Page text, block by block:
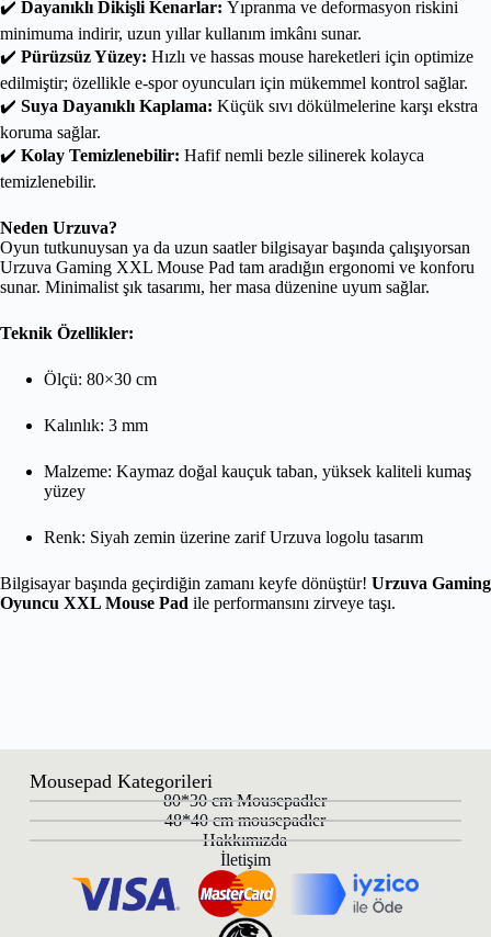
✔️ Dayanıklı Dikişli Kenarlar: Yıpranma ve deformasyon riskini
minimuma indirir, uzun yıllar kullanım imkânı sunar.
✔️ Pürüzsüz Yüzey: Hızlı ve hassas mouse hareketleri için optimize
edilmiştir; özellikle e-spor oyuncuları için mükemmel kontrol sağlar.
✔️ Suya Dayanıklı Kaplama: Küçük sıvı dökülmelerine karşı ekstra
koruma sağlar.
✔️ Kolay Temizlenebilir: Hafif nemli bezle silinerek kolayca
temizlenebilir.
Neden Urzuva?
Oyun tutkunuysan ya da uzun saatler bilgisayar başında çalışıyorsan
Urzuva Gaming XXL Mouse Pad tam aradığın ergonomi ve konforu
sunar. Minimalist şık tasarımı, her masa düzenine uyum sağlar.
Teknik Özellikler:
Ölçü: 80×30 cm
Kalınlık: 3 mm
Malzeme: Kaymaz doğal kauçuk taban, yüksek kaliteli kumaş
yüzey
Renk: Siyah zemin üzerine zarif Urzuva logolu tasarım
Bilgisayar başında geçirdiğin zamanı keyfe dönüştür! Urzuva Gaming
Oyuncu XXL Mouse Pad ile performansını zirveye taşı.
Mousepad Kategorileri
80*30 cm Mousepadler
48*40 cm mousepadler
Hakkımızda
İletişim